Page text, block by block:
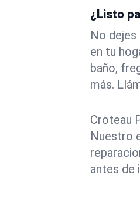
¿Listo
No
en tu
baño,
más.
Croteau
Nuestro
antes de